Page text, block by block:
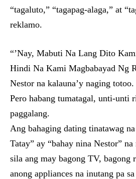
“tagaluto,” “tagapag-alaga,” at
reklamo.
“’Nay, Mabuti Na Lang Dito
Hindi Na Kami Magbabayad Ng
Nestor na kalauna’y naging totoo.
Pero habang tumatagal, unti-unti
paggalang.
Ang bahaging dating tinatawag
Tatay” ay “bahay nina Nestor”
sila ang may bagong TV, bagong
anong appliances na inutang pa